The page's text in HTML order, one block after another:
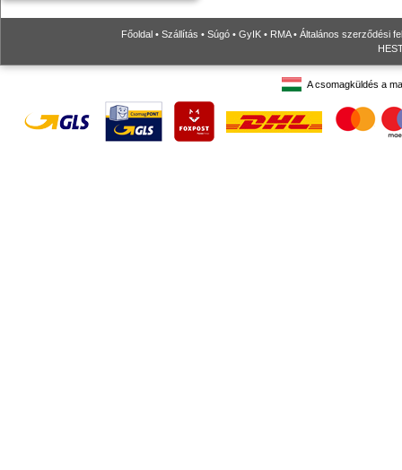
Főoldal • Szállítás • Súgó • GyIK • RMA• Általános szerződési
A csomagküldés a